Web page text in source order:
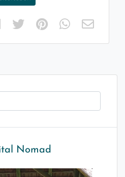
Nomad